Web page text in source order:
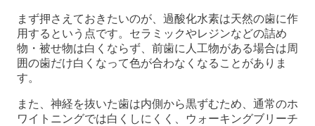
まず押さえておきたいのが、過酸化水素は天然の歯に作
用するという点です。セラミックやレジンなどの詰め
物・被せ物は白くならず、前歯に人工物がある場合は周
囲の歯だけ白くなって色が合わなくなることがありま
す。
また、神経を抜いた歯は内側から黒ずむため、通常のホ
ワイトニングでは白くしにくく、ウォーキングブリーチ